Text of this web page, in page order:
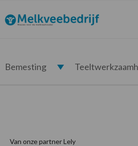
de
hoofdnavigatie
de
hoofd
de
eerste
de
voettekst
Melkveebedrijf.nl
Bemesting
Van onze partner Lely